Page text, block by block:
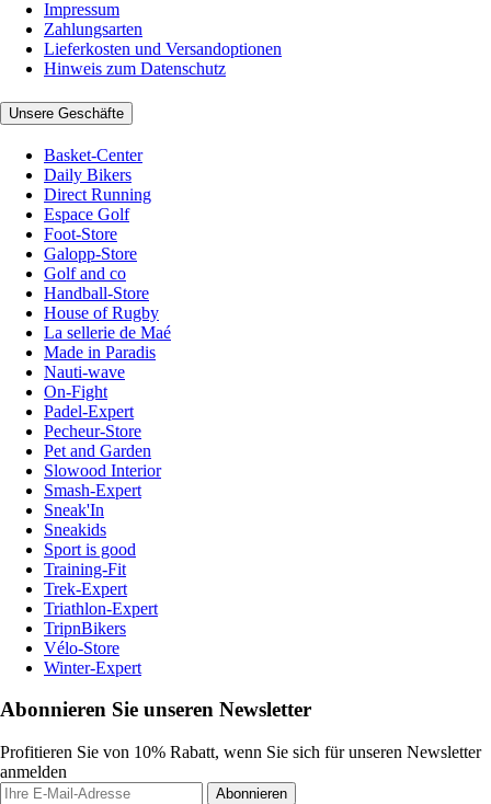
Impressum
Zahlungsarten
Lieferkosten und Versandoptionen
Hinweis zum Datenschutz
Unsere Geschäfte
Basket-Center
Daily Bikers
Direct Running
Espace Golf
Foot-Store
Galopp-Store
Golf and co
Handball-Store
House of Rugby
La sellerie de Maé
Made in Paradis
Nauti-wave
On-Fight
Padel-Expert
Pecheur-Store
Pet and Garden
Slowood Interior
Smash-Expert
Sneak'In
Sneakids
Sport is good
Training-Fit
Trek-Expert
Triathlon-Expert
TripnBikers
Vélo-Store
Winter-Expert
Abonnieren Sie unseren Newsletter
Profitieren Sie von 10% Rabatt, wenn Sie sich für unseren Newsletter
anmelden
Abonnieren